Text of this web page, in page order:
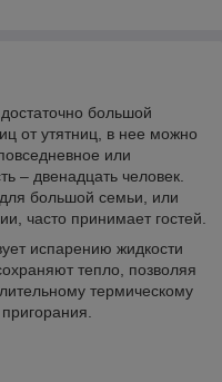
большой
от утятниц, в нее можно
или
– двенадцать человек.
большой семьи, или
часто принимает гостей.
испарению жидкости
тепло, позволяя
термическому